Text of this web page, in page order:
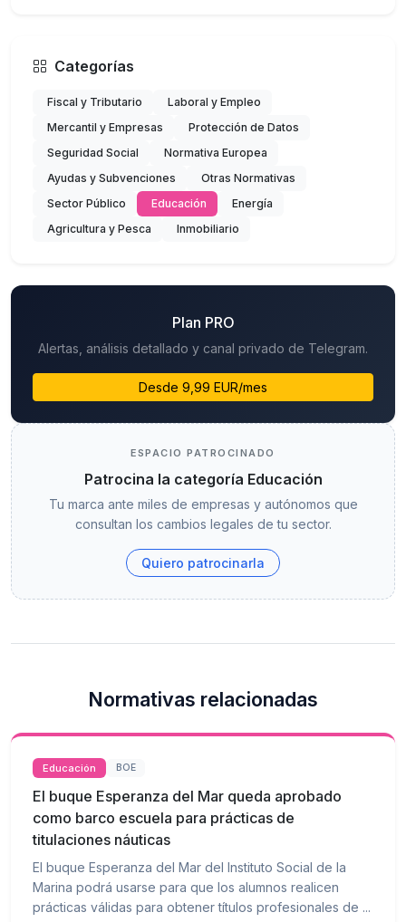
Categorías
Fiscal y Tributario
Laboral y Empleo
Mercantil y Empresas
Protección de Datos
Seguridad Social
Normativa Europea
Ayudas y Subvenciones
Otras Normativas
Sector Público
Educación
Energía
Agricultura y Pesca
Inmobiliario
Plan PRO
Alertas, análisis detallado y canal privado de Telegram.
Desde 9,99 EUR/mes
ESPACIO PATROCINADO
Patrocina la categoría Educación
Tu marca ante miles de empresas y autónomos que
consultan los cambios legales de tu sector.
Quiero patrocinarla
Normativas relacionadas
Educación BOE
El buque Esperanza del Mar queda aprobado
como barco escuela para prácticas de
titulaciones náuticas
El buque Esperanza del Mar del Instituto Social de la
Marina podrá usarse para que los alumnos realicen
prácticas válidas para obtener títulos profesionales de ...